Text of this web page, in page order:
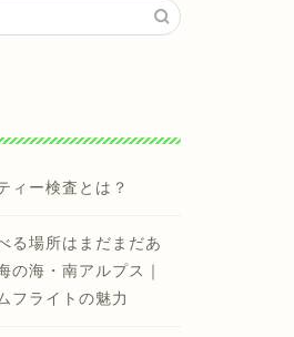
ィー検査とは？
場所はまだまだあ
の海・南アルプス｜
フライトの魅力